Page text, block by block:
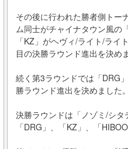
その後に行われた勝者側トー
ム同士がチャイナタウン風の
「KZ」がヘヴィ/ライト/ラ
目の決勝ラウンド進出を決め
続く第3ラウンドでは「DRG
勝ラウンド進出を決めました
決勝ラウンドは「ノゾミ/シ
「DRG」、「KZ」、「